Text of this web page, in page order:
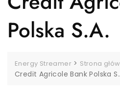
Polska S.A.
Energy Streamer > Strona
Credit Agricole Bank Polska